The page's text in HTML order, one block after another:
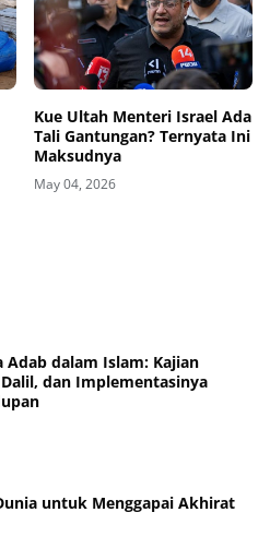
Kue Ultah Menteri Israel Ada
Tali Gantungan? Ternyata Ini
Maksudnya
May 04, 2026
Adab dalam Islam: Kajian
dan Implementasinya
untuk Menggapai Akhirat